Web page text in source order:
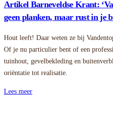
Artikel Barneveldse Krant:
geen planken, maar rust in je
Hout leeft! Daar weten ze bij
Of je nu particulier bent of een
tuinhout, gevelbekleding en
oriëntatie tot realisatie.
Lees meer